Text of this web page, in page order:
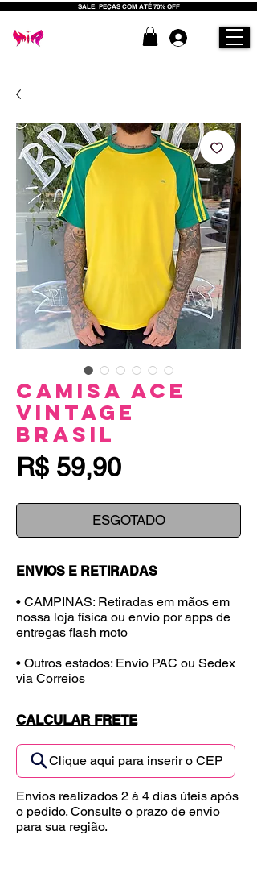
SALE: PEÇAS COM ATÉ 70% OFF
Camisa Ace
Vintage
Brasil
R$ 59,90Preço
ESGOTADO
ENVIOS E RETIRADAS
• CAMPINAS: Retiradas em mãos em
nossa loja física ou envio por apps de
entregas flash moto
• Outros estados: Envio PAC ou Sedex
via Correios
CALCULAR FRETE
Clique aqui para inserir o CEP
Envios realizados 2 à 4 dias úteis após
o pedido. Consulte o prazo de envio
para sua região.